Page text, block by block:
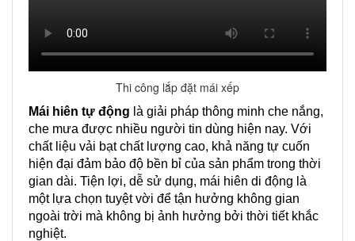
Thi công lắp đặt mái xếp
Mái hiên tự động là giải pháp thông minh che nắng,
che mưa được nhiều người tin dùng hiện nay. Với
chất liệu vải bạt chất lượng cao, khả năng tự cuốn
hiện đại đảm bảo độ bền bỉ của sản phẩm trong thời
gian dài. Tiện lợi, dễ sử dụng, mái hiên di động là
một lựa chọn tuyệt vời để tận hưởng không gian
ngoài trời mà không bị ảnh hưởng bởi thời tiết khắc
nghiệt.